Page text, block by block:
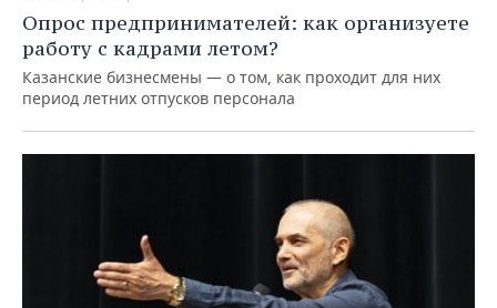
Опрос предпринимателей: как организуете
работу с кадрами летом?
Казанские бизнесмены — о том, как проходит для них
период летних отпусков персонала